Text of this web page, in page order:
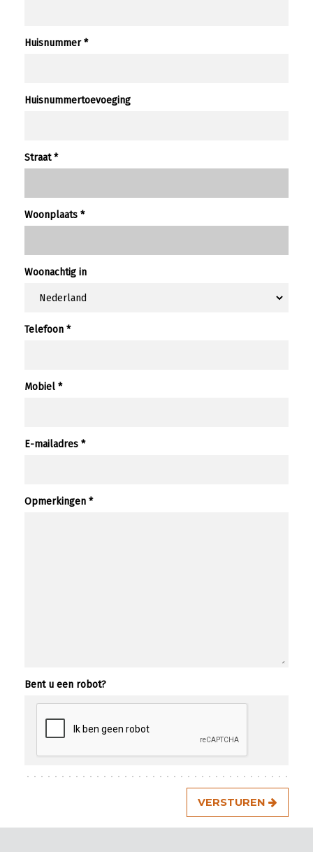
Huisnummer *
Huisnummertoevoeging
Straat *
Woonplaats *
Woonachtig in
Telefoon *
Mobiel *
E-mailadres *
Opmerkingen *
Bent u een robot?
VERSTUREN